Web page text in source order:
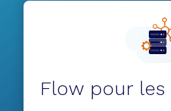
Flow pour les